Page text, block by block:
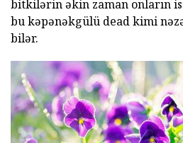
bitkilərin əkin zaman onların
bu kəpənəkgülü dead kimi
bilər.